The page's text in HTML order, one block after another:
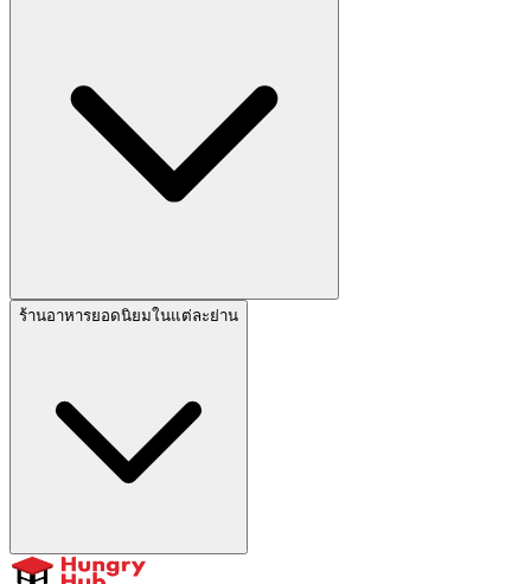
ร้านอาหารยอดนิยมในแต่ละย่าน